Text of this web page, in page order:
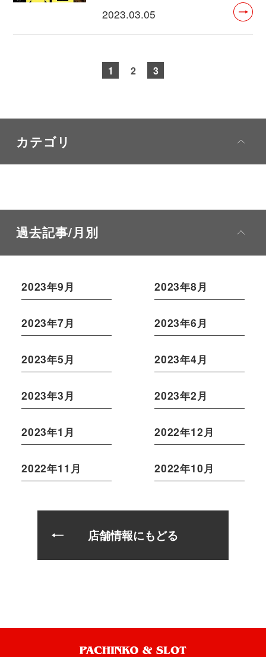
2023.03.05
1 2 3
カテゴリ
過去記事/月別
2023年9月 2023年8月
2023年7月 2023年6月
2023年5月 2023年4月
2023年3月 2023年2月
2023年1月 2022年12月
2022年11月 2022年10月
店舗情報にもどる